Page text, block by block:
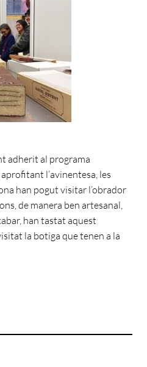
adherit al programa
l’avinentesa, les
han pogut visitar l’obrador
de manera ben artesanal,
han tastat aquest
la botiga que tenen a la